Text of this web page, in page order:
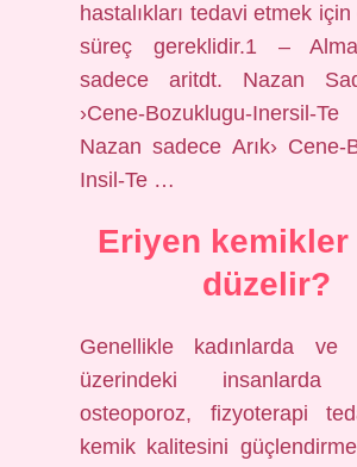
hastalıkları tedavi etmek
süreç gereklidir.1 –
sadece aritdt. Nazan
›Cene-Bozuklugu-Inersil-
Nazan sadece Arık› Cene-
Insil-Te …
Eriyen kemikler
düzelir?
Genellikle kadınlarda ve
üzerindeki insanlarda
osteoporoz, fizyoterapi
kemik kalitesini